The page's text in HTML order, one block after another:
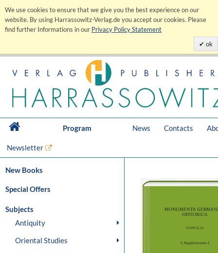
We use cookies to ensure that we give you the best experience on our
website. By using Harrassowitz-Verlag.de you accept our cookies. Please
find further Informations in our Privacy Policy Statement
ok
Program News Contacts
Newsletter
New Books
Special Offers
Subjects
Antiquity
Oriental Studies